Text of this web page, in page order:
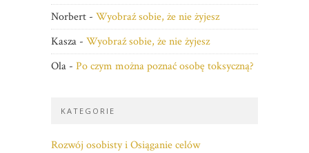
Norbert - Wyobraź sobie, że nie żyjesz
Kasza - Wyobraź sobie, że nie żyjesz
Ola - Po czym można poznać osobę toksyczną?
KATEGORIE
Rozwój osobisty i Osiąganie celów